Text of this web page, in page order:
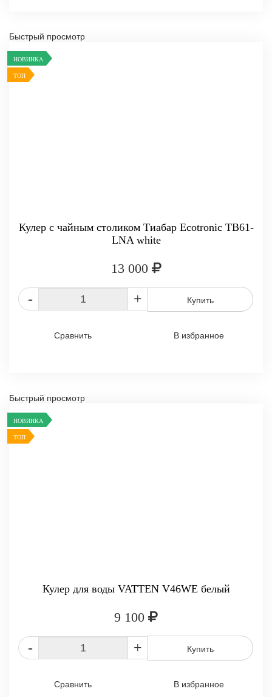
Быстрый просмотр
НОВИНКА
ТОП
Кулер с чайным столиком Тиабар Ecotronic TB61-
LNA white
13 000
- + Купить
Сравнить В избранное
Быстрый просмотр
НОВИНКА
ТОП
Кулер для воды VATTEN V46WE белый
9 100
- + Купить
Сравнить В избранное